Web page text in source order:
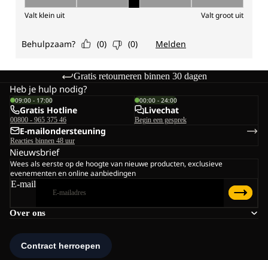
Gratis retourneren binnen 30 dagen
Over ons
Heb je hulp nodig?
09:00 - 17:00
Gratis Hotline
00800 - 965 375 46
00:00 - 24:00
Livechat
Begin een gesprek
E-mailondersteuning
Reacties binnen 48 uur
Nieuwsbrief
Wees als eerste op de hoogte van nieuwe producten, exclusieve
evenementen en online aanbiedingen
E-mail